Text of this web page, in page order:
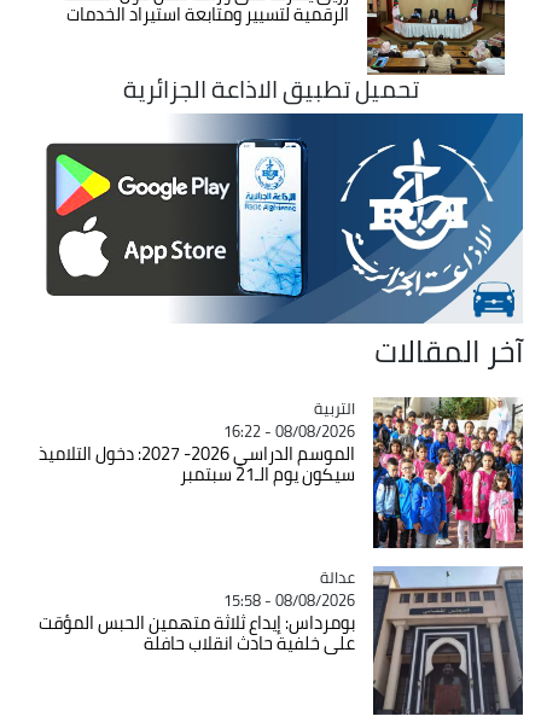
الرقمية لتسيير ومتابعة استيراد الخدمات
تحميل تطبيق الاذاعة الجزائرية
آخر المقالات
Catégorie
التربية
08/08/2026 - 16:22
الموسم الدراسي 2026- 2027: دخول التلاميذ
سيكون يوم الـ21 سبتمبر
Catégorie
عدالة
08/08/2026 - 15:58
بومرداس: إيداع ثلاثة متهمين الحبس المؤقت
على خلفية حادث انقلاب حافلة